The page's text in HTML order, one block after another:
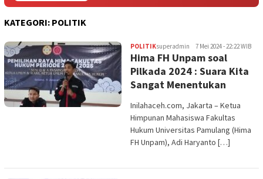
KATEGORI: POLITIK
POLITIKsuperadmin 7 Mei 2024 - 22:22 WIB
Hima FH Unpam soal
Pilkada 2024 : Suara Kita
Sangat Menentukan
Inilahaceh.com, Jakarta – Ketua
Himpunan Mahasiswa Fakultas
Hukum Universitas Pamulang (Hima
FH Unpam), Adi Haryanto […]